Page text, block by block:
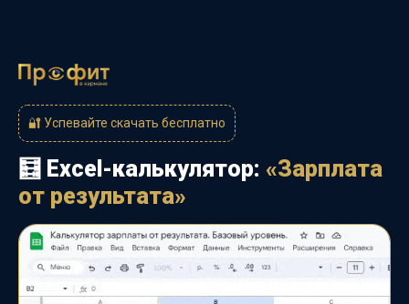
🔐 Успевайте скачать бесплатно
🧮 Excel-калькулятор: «Зарплата
от результата»